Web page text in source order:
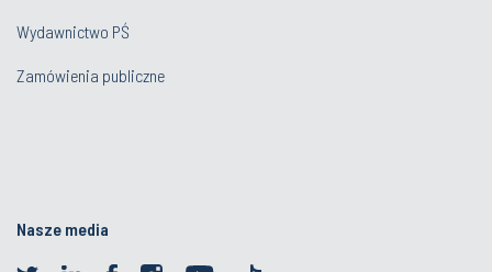
Wydawnictwo PŚ
Zamówienia publiczne
Nasze media